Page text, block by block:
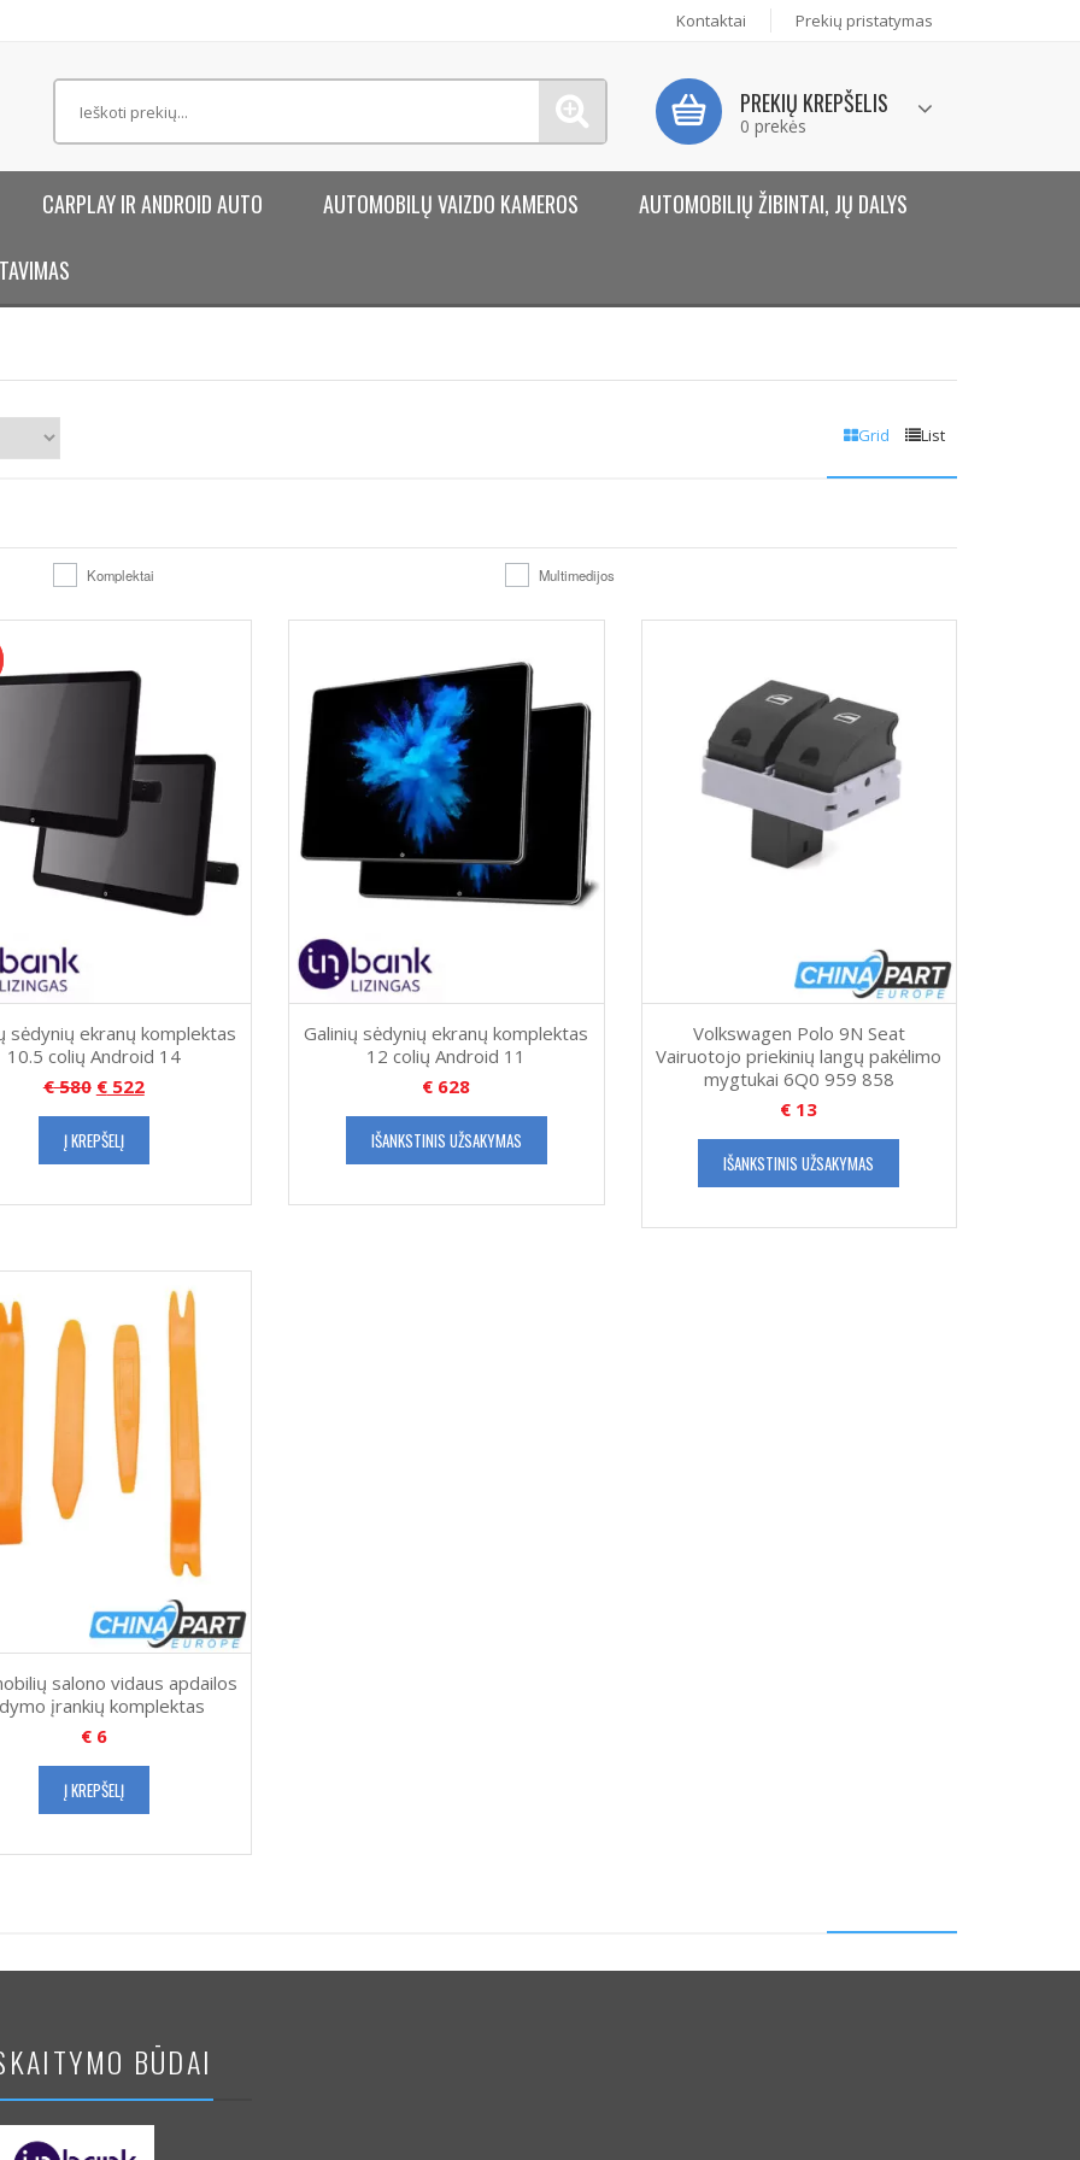
Kontaktai Prekių pristatymas
PREKIŲ KREPŠELIS
0 prekės
CARPLAY IR ANDROID AUTO AUTOMOBILŲ VAIZDO KAMEROS AUTOMOBILIŲ ŽIBINTAI, JŲ DALYS
Grid List
Komplektai Multimedijos
sėdynių ekranų komplektas
10.5 colių Android 14
€580 €522
Į KREPŠELĮ
Galinių sėdynių ekranų komplektas
12 colių Android 11
€ 628
IŠANKSTINIS UŽSAKYMAS
Volkswagen Polo 9N Seat
Vairuotojo priekinių langų pakėlimo
mygtukai 6Q0 959 858
€ 13
IŠANKSTINIS UŽSAKYMAS
salono vidaus apdailos
įrankių komplektas
€6
Į KREPŠELĮ
BŪDAI